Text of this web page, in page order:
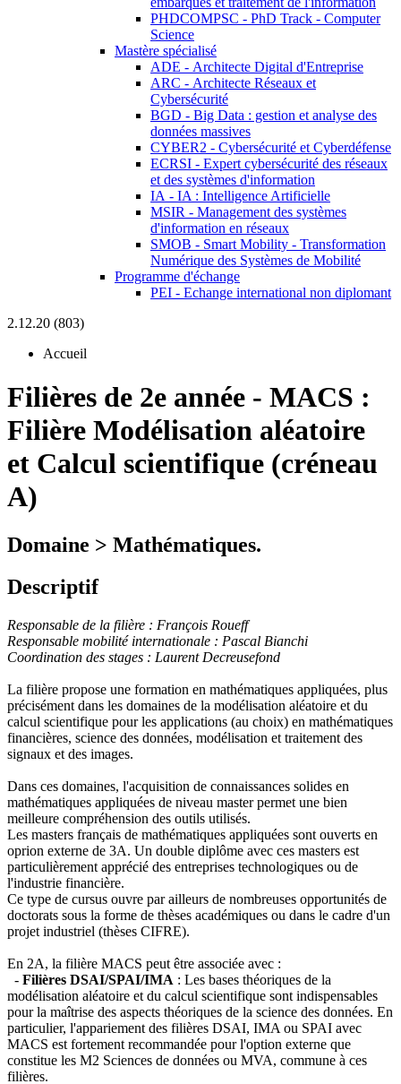
PHDCOMPSC - PhD Track - Computer
Science
Mastère spécialisé
ADE - Architecte Digital d'Entreprise
ARC - Architecte Réseaux et
Cybersécurité
BGD - Big Data : gestion et analyse des
données massives
CYBER2 - Cybersécurité et Cyberdéfense
ECRSI - Expert cybersécurité des réseaux
et des systèmes d'information
IA - IA : Intelligence Artificielle
MSIR - Management des systèmes
d'information en réseaux
SMOB - Smart Mobility - Transformation
Numérique des Systèmes de Mobilité
Programme d'échange
PEI - Echange international non diplomant
2.12.20 (803)
Accueil
Filières de 2e année - MACS :
Filière Modélisation aléatoire
et Calcul scientifique (créneau
A)
Domaine > Mathématiques.
Descriptif
Responsable de la filière : François Roueff
Responsable mobilité internationale : Pascal Bianchi
Coordination des stages : Laurent Decreusefond
La filière propose une formation en mathématiques appliquées, plus
précisément dans les domaines de la modélisation aléatoire et du
calcul scientifique pour les applications (au choix) en mathématiques
financières, science des données, modélisation et traitement des
signaux et des images.
Dans ces domaines, l'acquisition de connaissances solides en
mathématiques appliquées de niveau master permet une bien
meilleure compréhension des outils utilisés.
Les masters français de mathématiques appliquées sont ouverts en
oprion externe de 3A. Un double diplôme avec ces masters est
particulièrement apprécié des entreprises technologiques ou de
l'industrie financière.
Ce type de cursus ouvre par ailleurs de nombreuses opportunités de
doctorats sous la forme de thèses académiques ou dans le cadre d'un
projet industriel (thèses CIFRE).
En 2A, la filière MACS peut être associée avec :
- Filières DSAI/SPAI/IMA : Les bases théoriques de la
modélisation aléatoire et du calcul scientifique sont indispensables
pour la maîtrise des aspects théoriques de la science des données. En
particulier, l'appariement des filières DSAI, IMA ou SPAI avec
MACS est fortement recommandée pour l'option externe que
constitue les M2 Sciences de données ou MVA, commune à ces
filières.